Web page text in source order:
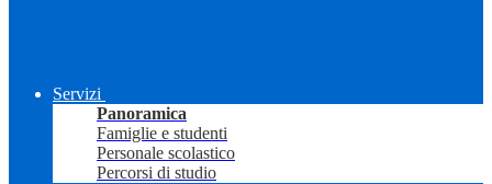
Servizi
Panoramica
Famiglie e studenti
Personale scolastico
Percorsi di studio